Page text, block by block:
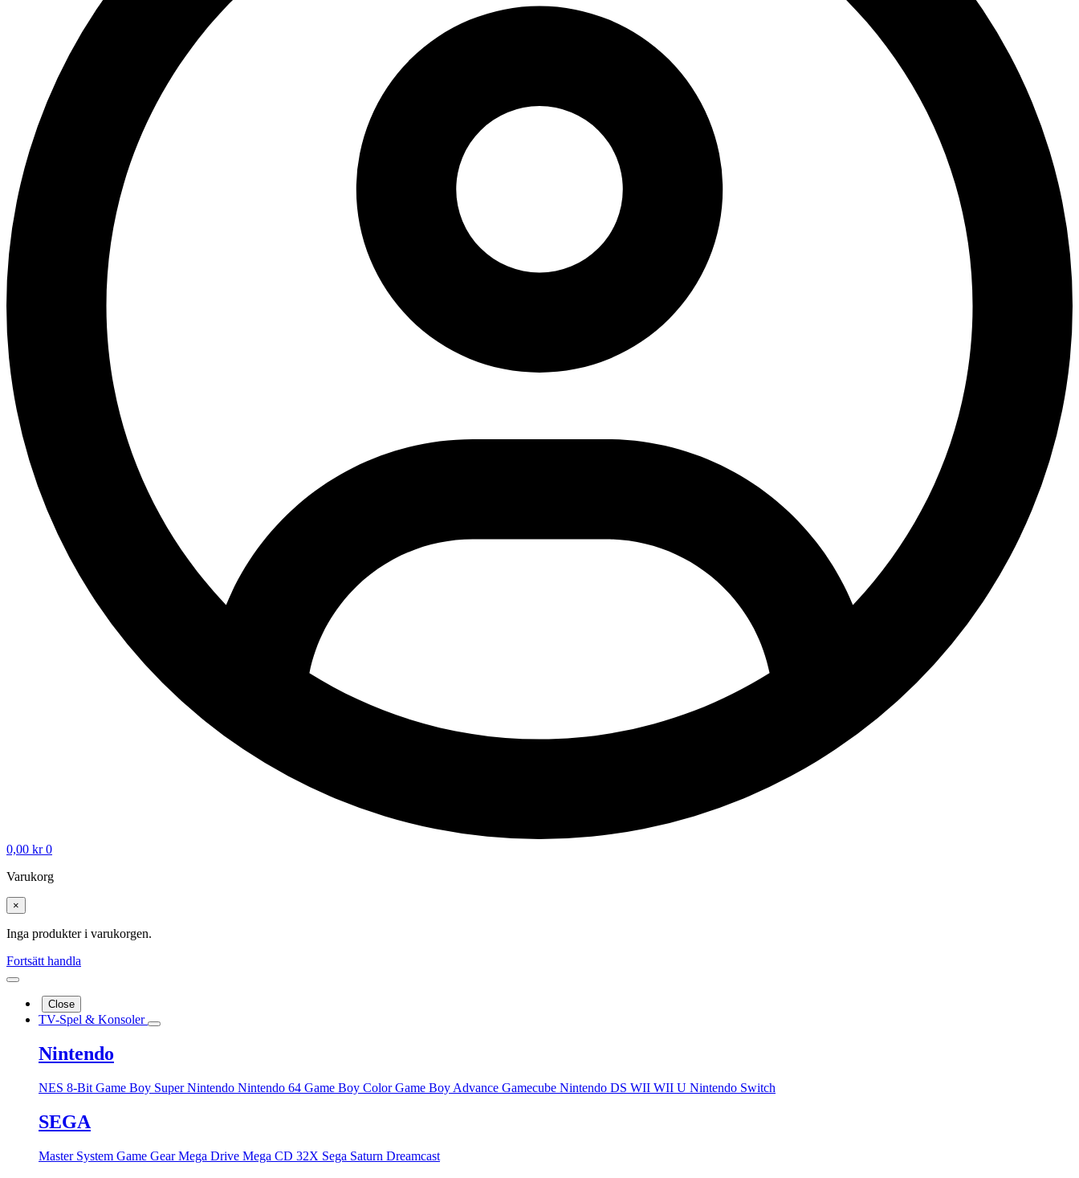
0,00 kr 0
Varukorg
×
Inga produkter i varukorgen.
Fortsätt handla
Close
TV-Spel & Konsoler
Nintendo
NES 8-Bit Game Boy Super Nintendo Nintendo 64 Game Boy ColorGame Boy Advance Gamecube Nintendo DS WII WII U Nintendo Switch
SEGA
Master System Game GearMega Drive Mega CD 32X Sega Saturn Dreamcast